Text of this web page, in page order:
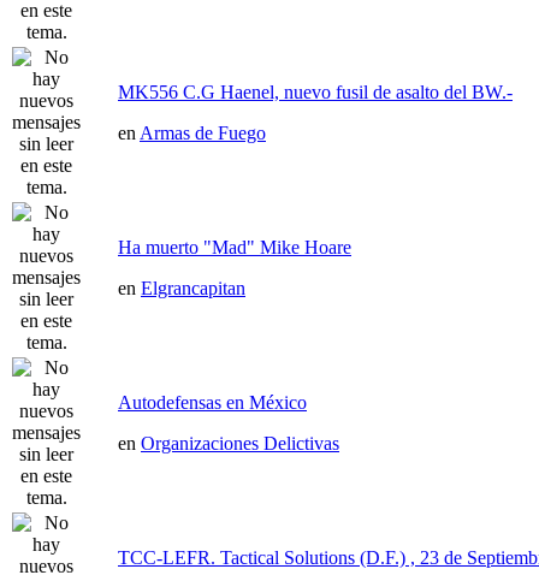
MK556 C.G Haenel, nuevo fusil de asalto del BW.-
en Armas de Fuego
Ha muerto "Mad" Mike Hoare
en Elgrancapitan
Autodefensas en México
en Organizaciones Delictivas
TCC-LEFR. Tactical Solutions (D.F.) , 23 de